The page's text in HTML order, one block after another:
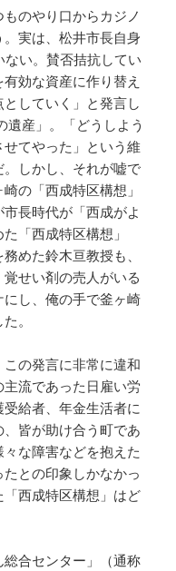
のやり口からカジノ
実は、松井市長自身
い。賛否拮抗してい
効な資産に作り替え
していく」と発言し
遺産」。「どうしよう
てやった」という維
しかし、それが嘘で
の「西成特区構想」
長時代が「西成がよ
「西成特区構想」
めた鈴木亘教授も、
覚せい剤の売人がいる
し、俺の手で釜ヶ崎
。
の発言に非常に違和
流であった日雇い労
給者、年金生活者に
皆が助け合う町であ
な障害などを抱えた
との印象しかなかっ
西成特区構想」はど
合センター」（通称